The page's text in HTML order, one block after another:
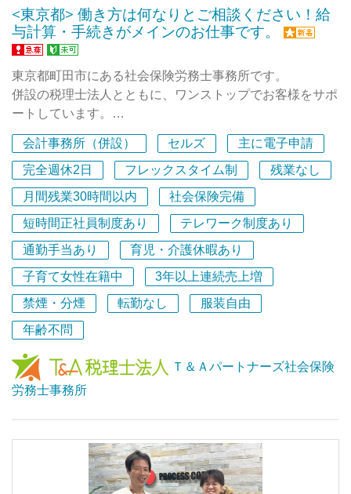
③営業スタイル
単発営業ではなく、企業・提携先と長期的な信頼関係を築
くコンサルティング型営業です。
<東京都> 働き方は何なりとご相談ください！給
与計算・手続きがメインのお仕事です。
東京都町田市にある社会保険労務士事務所です。
併設の税理士法人とともに、ワンストップでお客様をサポ
ートしています。
お客様からのご依頼が増加しており、一緒にご対応いただ
ける方を募集します！
また、自社のバックオフィス業務や税理士業務補助なども
お願いできればと思っていますので、経理総務などのご経
験があれば活かせます。
＜アピールポイント＞
■社労士事務所単体では現在代表を含め2名体制ですが、
併設の税理士法人は町田と立川に事業所があり、併せて50
名ほどのスタッフが在籍しています。大人数でワイワイと
楽しく仕事ができます！
■税理士法人顧問先やご紹介が100％であるため、新規開
拓営業などは一切ありません。
■子育て世代が多いので、育児と仕事の両立に理解があり
■フルタイムでもパートでも、なるべく希望される働き方
会計事務所（併設） セルズ
主に電子申請
完全週休2日
フレックスタイム制
残業なし
月間残業30時間以内
社会保険完備
短時間正社員制度あり
テレワーク制度あり
通勤手当あり
育児・介護休暇あり
子育て女性在籍中
3年以上連続売上増
禁煙・分煙
転勤なし
服装自由
年齢不問
Ｔ＆Ａパートナーズ社会保険
労務士事務所